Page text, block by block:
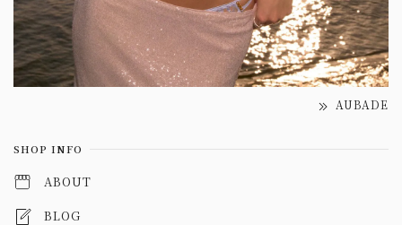
AUBADE
SHOP INFO
ABOUT
BLOG